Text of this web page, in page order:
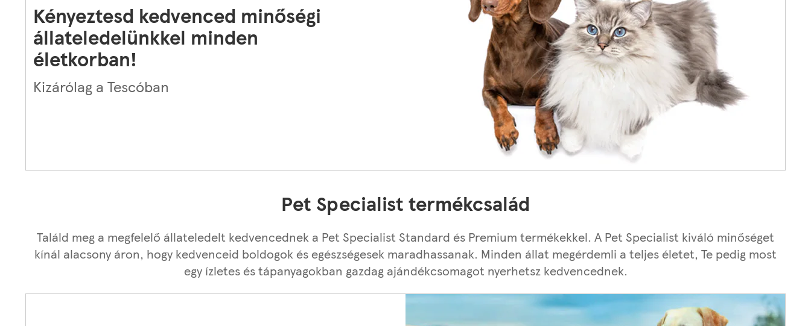
Kényeztesd kedvenced minőségi
állateledelünkkel minden
életkorban!
Kizárólag a Tescóban
Pet Specialist termékcsalád
Találd meg a megfelelő állateledelt kedvencednek a Pet Specialist Standard és Premium termékekkel. A Pet Specialist kiváló minőséget
kínál alacsony áron, hogy kedvenceid boldogok és egészségesek maradhassanak. Minden állat megérdemli a teljes életet, Te pedig most
egy ízletes és tápanyagokban gazdag ajándékcsomagot nyerhetsz kedvencednek.